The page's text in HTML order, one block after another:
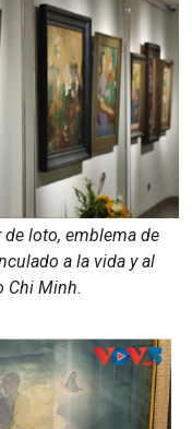
loto, emblema de
a la vida y al
Chi Minh.